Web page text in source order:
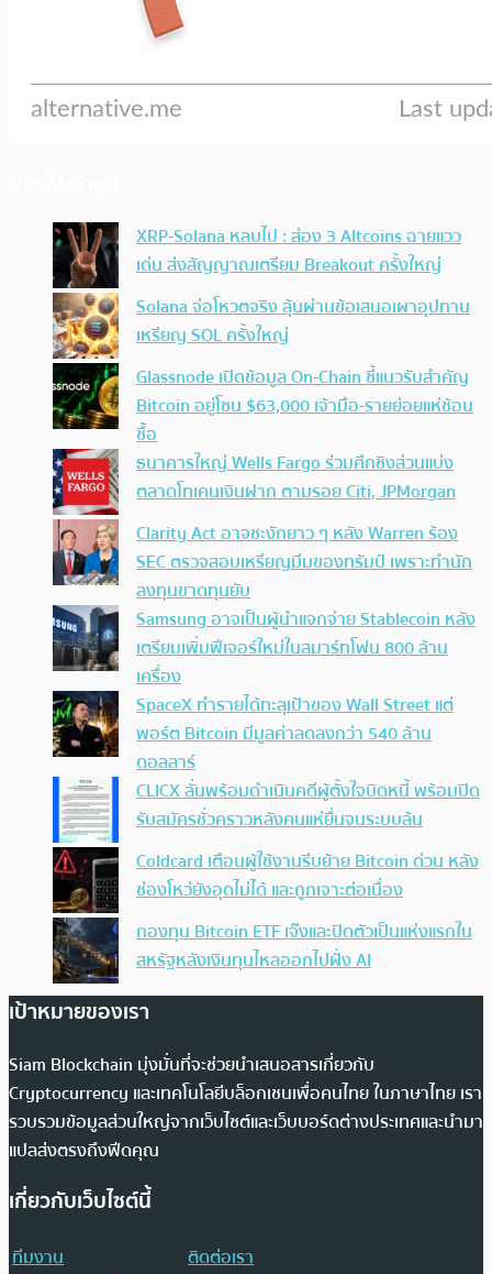
XRP-Solana หลบไป : ส่อง 3 Altcoins ฉายแวว
เด่น ส่งสัญญาณเตรียม Breakout ครั้งใหญ่
Solana จ่อโหวตจริง ลุ้นผ่านข้อเสนอเผาอุปทาน
เหรียญ SOL ครั้งใหญ่
Glassnode เปิดข้อมูล On-Chain ชี้แนวรับสำคัญ
Bitcoin อยู่โซน $63,000 เจ้ามือ-รายย่อยแห่ช้อน
ซื้อ
ธนาคารใหญ่ Wells Fargo ร่วมศึกชิงส่วนแบ่ง
ตลาดโทเคนเงินฝาก ตามรอย Citi, JPMorgan
Clarity Act อาจชะงักยาว ๆ หลัง Warren ร้อง
SEC ตรวจสอบเหรียญมีมของทรัมป์ เพราะทำนัก
ลงทุนขาดทุนยับ
Samsung อาจเป็นผู้นำแจกจ่าย Stablecoin หลัง
เตรียมเพิ่มฟีเจอร์ใหม่ในสมาร์ทโฟน 800 ล้าน
เครื่อง
SpaceX ทำรายได้ทะลุเป้าของ Wall Street แต่
พอร์ต Bitcoin มีมูลค่าลดลงกว่า 540 ล้าน
ดอลลาร์
CLICX ลั่นพร้อมดำเนินคดีผู้ตั้งใจบิดหนี้ พร้อมปิด
รับสมัครชั่วคราวหลังคนแห่ยื่นจนระบบล้น
Coldcard เตือนผู้ใช้งานรีบย้าย Bitcoin ด่วน หลัง
ช่องโหว่ยังอุดไม่ได้ และถูกเจาะต่อเนื่อง
กองทุน Bitcoin ETF เจ๊งและปิดตัวเป็นแห่งแรกใน
สหรัฐหลังเงินทุนไหลออกไปฝั่ง AI
เป้าหมายของเรา
Siam Blockchain มุ่งมั่นที่จะช่วยนำเสนอสารเกี่ยวกับ
Cryptocurrency และเทคโนโลยีบล็อกเชนเพื่อคนไทย ในภาษาไทย เรา
รวบรวมข้อมูลส่วนใหญ่จากเว็บไซต์และเว็บบอร์ดต่างประเทศและนำมา
แปลส่งตรงถึงฟีดคุณ
เกี่ยวกับเว็บไซต์นี้
ทีมงาน
ติดต่อเรา